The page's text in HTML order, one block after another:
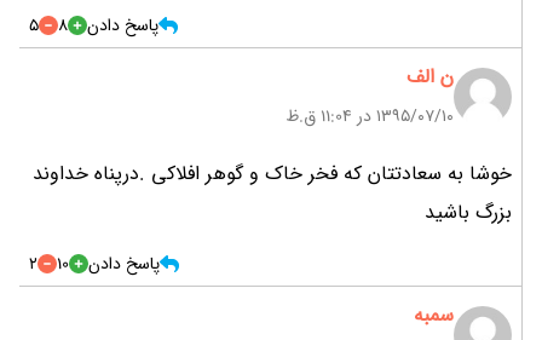
پاسخ دادن 8
5
ن الف
۱۳۹۵/۰۷/۱۰ در 11:04 ق.ظ
خوشا به سعادتتان که فخر خاک و گوهر افلاکی .درپناه خداوند
بزرگ باشید
پاسخ دادن 10
2
سمبه